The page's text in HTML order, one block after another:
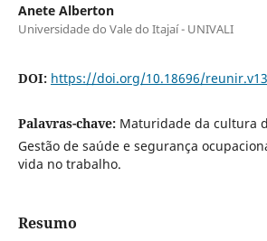
Anete Alberton
Universidade do Vale do Itajaí - UNIVALI
DOI: https://doi.org/10.18696/
Palavras-chave: Maturidade da cultura
Gestão de saúde e segurança
vida no trabalho.
Resumo